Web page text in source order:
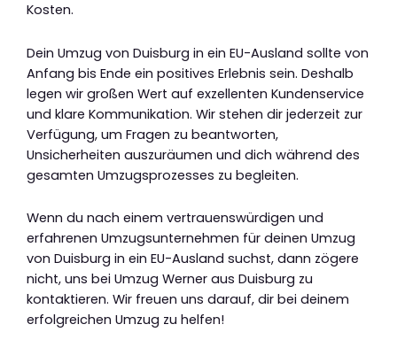
Kosten.
Dein Umzug von Duisburg in ein EU-Ausland sollte von
Anfang bis Ende ein positives Erlebnis sein. Deshalb
legen wir großen Wert auf exzellenten Kundenservice
und klare Kommunikation. Wir stehen dir jederzeit zur
Verfügung, um Fragen zu beantworten,
Unsicherheiten auszuräumen und dich während des
gesamten Umzugsprozesses zu begleiten.
Wenn du nach einem vertrauenswürdigen und
erfahrenen Umzugsunternehmen für deinen Umzug
von Duisburg in ein EU-Ausland suchst, dann zögere
nicht, uns bei Umzug Werner aus Duisburg zu
kontaktieren. Wir freuen uns darauf, dir bei deinem
erfolgreichen Umzug zu helfen!